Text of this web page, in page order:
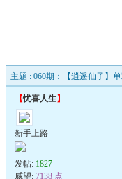
主题 : 060期：【逍遥仙子】
【忧喜人生】
新手上路
发帖: 1827
威望: 7138 点